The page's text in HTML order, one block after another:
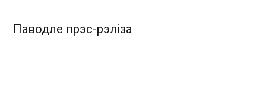
Паводле прэс-рэліза